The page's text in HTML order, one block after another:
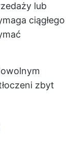
lub
ciągłego
zbyt